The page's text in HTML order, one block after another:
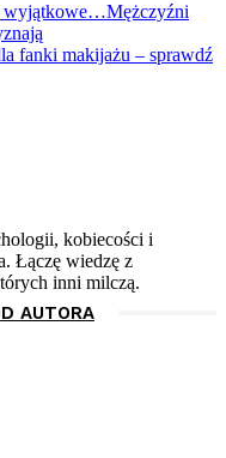
wyjątkowe…Mężczyźni
fanki makijażu – sprawdź
kobiecości i
Łączę wiedzę z
inni milczą.
AUTORA